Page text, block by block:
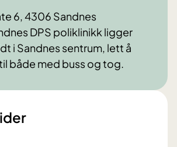
6, 4306 Sandnes
DPS poliklinikk ligger
i Sandnes sentrum, lett å
både med buss og tog.